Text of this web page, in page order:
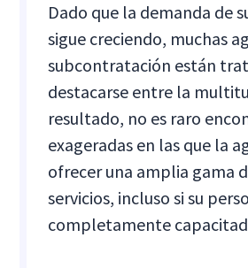
Dado que la demanda de
sigue creciendo, muchas
subcontratación están
destacarse entre la
resultado, no es raro
exageradas en las que la
ofrecer una amplia gama
servicios, incluso si su
completamente